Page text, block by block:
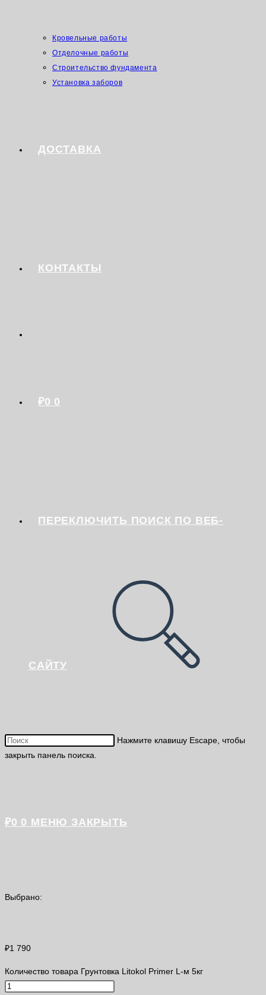
Кровельные работы
Отделочные работы
Строительство фундамента
Установка заборов
ДОСТАВКА
КОНТАКТЫ
₽0 0
ПЕРЕКЛЮЧИТЬ ПОИСК ПО ВЕБ-
САЙТУ
Нажмите клавишу Escape, чтобы
закрыть панель поиска.
₽0 0 МЕНЮ ЗАКРЫТЬ
Выбрано:
₽1 790
Количество товара Грунтовка Litokol Primer L-м 5кг